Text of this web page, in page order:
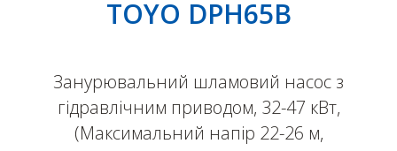
TOYO DPH65B
Занурювальний шламовий насос з
гідравлічним приводом, 32-47 кВт,
(Максимальний напір 22-26 м,